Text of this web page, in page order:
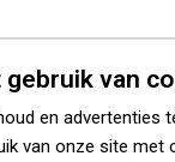
van
en advertenties
van onze site met